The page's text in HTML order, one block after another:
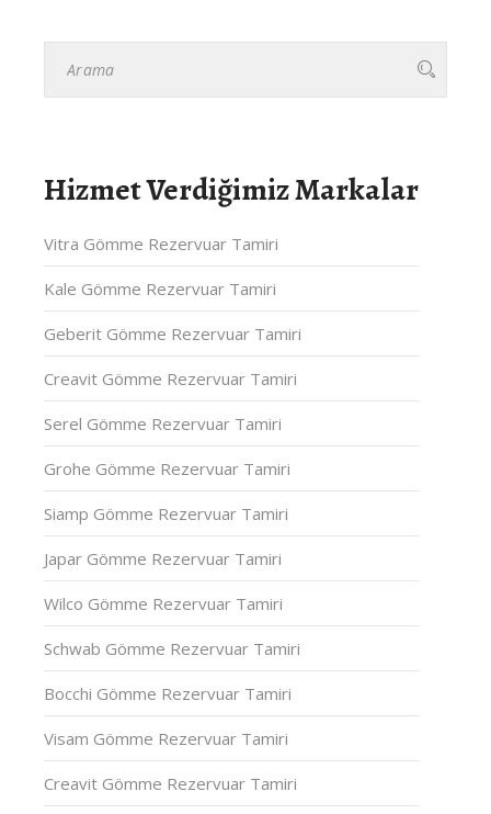
Hizmet Verdiğimiz Markalar
Vitra Gömme Rezervuar Tamiri
Kale Gömme Rezervuar Tamiri
Geberit Gömme Rezervuar Tamiri
Creavit Gömme Rezervuar Tamiri
Serel Gömme Rezervuar Tamiri
Grohe Gömme Rezervuar Tamiri
Siamp Gömme Rezervuar Tamiri
Japar Gömme Rezervuar Tamiri
Wilco Gömme Rezervuar Tamiri
Schwab Gömme Rezervuar Tamiri
Bocchi Gömme Rezervuar Tamiri
Visam Gömme Rezervuar Tamiri
Creavit Gömme Rezervuar Tamiri